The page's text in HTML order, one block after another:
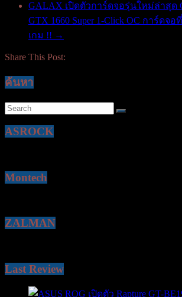
GALAX เปิดตัวการ์ดจอรุ่นใหม่ล่าสุด
GTX 1660 Super 1-Click OC การ์ดจ
เกม !! →
Share This Post:
ค้นหา
ASROCK
Montech
ZALMAN
Last Review